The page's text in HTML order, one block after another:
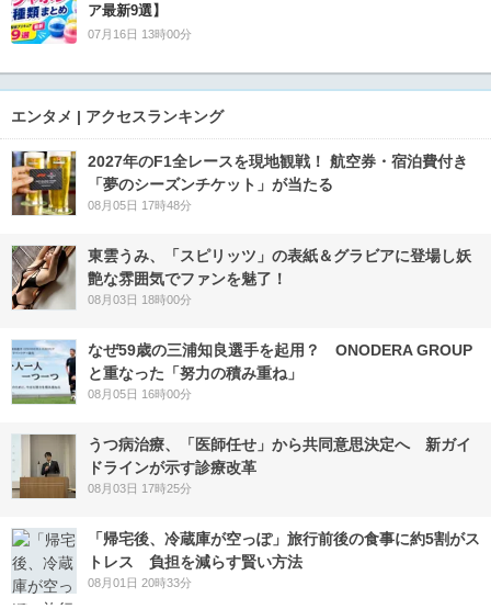
ア最新9選】
07月16日 13時00分
エンタメ | アクセスランキング
2027年のF1全レースを現地観戦！ 航空券・宿泊費付き
「夢のシーズンチケット」が当たる
08月05日 17時48分
東雲うみ、「スピリッツ」の表紙＆グラビアに登場し妖
艶な雰囲気でファンを魅了！
08月03日 18時00分
なぜ59歳の三浦知良選手を起用？ ONODERA GROUP
と重なった「努力の積み重ね」
08月05日 16時00分
うつ病治療、「医師任せ」から共同意思決定へ 新ガイ
ドラインが示す診療改革
08月03日 17時25分
「帰宅後、冷蔵庫が空っぽ」旅行前後の食事に約5割がス
トレス 負担を減らす賢い方法
08月01日 20時33分